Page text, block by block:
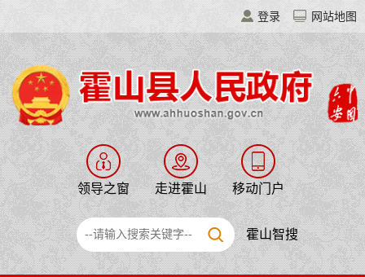
登录 网站地图
领导之窗 走进霍山 移动门户
霍山智搜